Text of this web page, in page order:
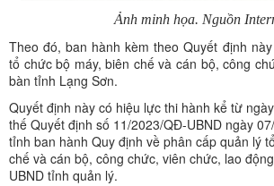
Ảnh minh họa. Nguồn
Theo đó, ban hành kèm theo Quyết định
tổ chức bộ máy, biên chế và cán bộ, công
bàn tỉnh Lạng Sơn.
Quyết định này có hiệu lực thi hành kể từ
thế Quyết định số 11/2023/QĐ-UBND ngày
tỉnh ban hành Quy định về phân cấp quản lý
chế và cán bộ, công chức, viên chức, lao
UBND tỉnh quản lý.